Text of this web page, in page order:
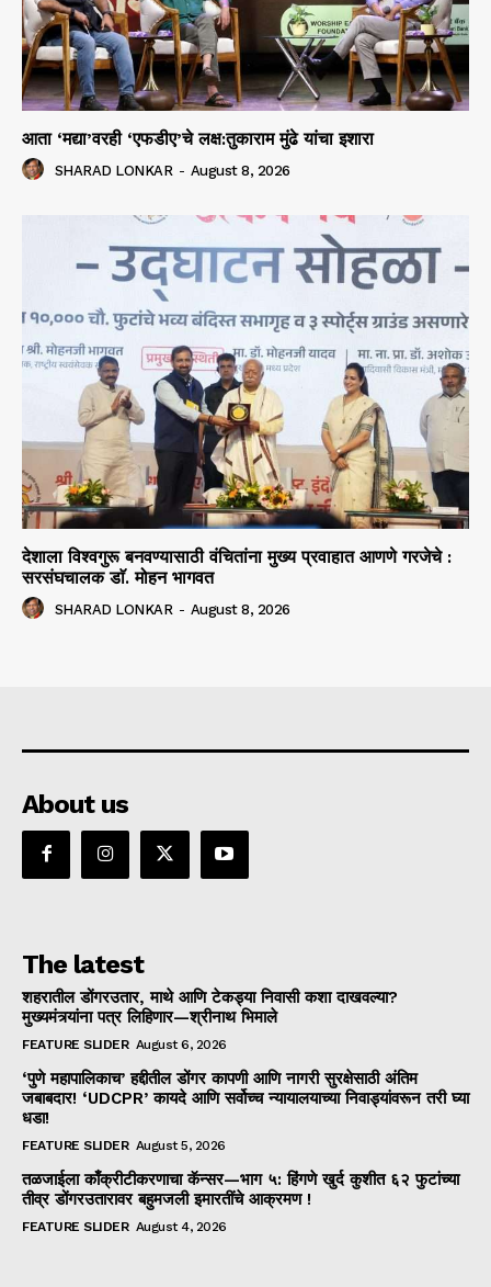
आता ‘मद्या’वरही ‘एफडीए’चे लक्ष:तुकाराम मुंढे यांचा इशारा
SHARAD LONKAR - August 8, 2026
देशाला विश्वगुरू बनवण्यासाठी वंचितांना मुख्य प्रवाहात आणणे गरजेचे :
सरसंघचालक डाॅ. मोहन भागवत
SHARAD LONKAR - August 8, 2026
About us
The latest
शहरातील डोंगरउतार, माथे आणि टेकड्या निवासी कशा दाखवल्या?
मुख्यमंत्र्यांना पत्र लिहिणार—श्रीनाथ भिमाले
FEATURE SLIDER August 6, 2026
‘पुणे महापालिकाच’ हद्दीतील डोंगर कापणी आणि नागरी सुरक्षेसाठी अंतिम
जबाबदार! ‘UDCPR’ कायदे आणि सर्वोच्च न्यायालयाच्या निवाड्यांवरून तरी घ्या
धडा!
FEATURE SLIDER August 5, 2026
तळजाईला काँक्रीटीकरणाचा कॅन्सर—भाग ५: हिंगणे खुर्द कुशीत ६२ फुटांच्या
तीव्र डोंगरउतारावर बहुमजली इमारतींचे आक्रमण !
FEATURE SLIDER August 4, 2026